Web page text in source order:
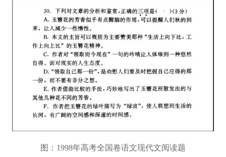
图：1998年高考全国卷语文现代文阅读题